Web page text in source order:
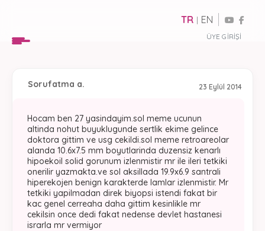
ÜYE GIRIŞI
TR | EN
23 Eylül 2014
Sorufatma a.
Hocam ben 27 yasindayim.sol meme ucunun
altinda nohut buyuklugunde sertlik ekime gelince
doktora gittim ve usg cekildi.sol meme retroareolar
alanda 10.6x7.5 mm boyutlarinda duzensiz kenarlı
hipoekoil solid gorunum izlenmistir mr ile ileri tetkiki
onerilir yazmakta.ve sol aksillada 19.9x6.9 santrali
hiperekojen benign karakterde lamlar izlenmistir. Mr
tetkiki yapilmadan direk biyopsi istendi fakat bir
kac genel cerreaha daha gittim kesinlikle mr
cekilsin once dedi fakat nedense devlet hastanesi
israrla mr vermiyor